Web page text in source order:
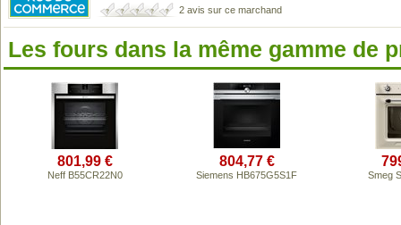
2 avis sur ce marchand
Les fours dans la même gamme de
801,99 €
Neff B55CR22N0
804,77 €
Siemens HB675G5S1F Smeg